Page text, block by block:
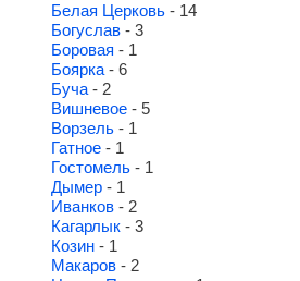
Белая Церковь - 14
Богуслав - 3
Боровая - 1
Боярка - 6
Буча - 2
Вишневое - 5
Ворзель - 1
Гатное - 1
Гостомель - 1
Дымер - 1
Иванков - 2
Кагарлык - 3
Козин - 1
Макаров - 2